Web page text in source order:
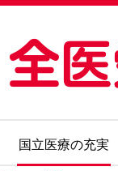
国立医療の充実